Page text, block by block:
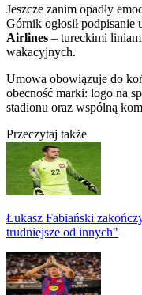
Jeszcze zanim opadły
Górnik ogłosił
Airlines – tureckimi
wakacyjnych.
Umowa obowiązuje do
obecność marki: logo na
stadionu oraz wspólną
Przeczytaj także
Łukasz Fabiański
trudniejsze od innych"